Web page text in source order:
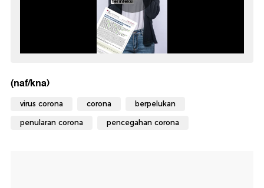
(naf/kna)
virus corona corona berpelukan
penularan corona pencegahan corona